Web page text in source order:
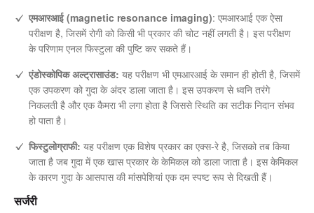
एमआरआई (magnetic resonance imaging): एमआरआई एक ऐसा
परीक्षण है, जिसमें रोगी को किसी भी प्रकार की चोट नहीं लगती है। इस परीक्षण
के परिणाम एनल फिस्टुला की पुष्टि कर सकते हैं।
एंडोस्कोपिक अल्ट्रासाउंड: यह परीक्षण भी एमआरआई के समान ही होती है, जिसमें
एक उपकरण को गुदा के अंदर डाला जाता है। इस उपकरण से ध्वनि तरंगे
निकलती है और एक कैमरा भी लगा होता है जिससे स्थिति का सटीक निदान संभव
हो पाता है।
फिस्टुलोग्राफी: यह परीक्षण एक विशेष प्रकार का एक्स-रे है, जिसको तब किया
जाता है जब गुदा में एक खास प्रकार के केमिकल को डाला जाता है। इस केमिकल
के कारण गुदा के आसपास की मांसपेशियां एक दम स्पष्ट रूप से दिखती हैं।
सर्जरी